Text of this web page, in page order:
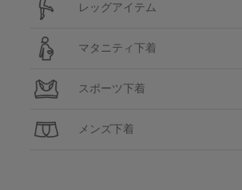
レッグアイテム
マタニティ下着
スポーツ下着
メンズ下着